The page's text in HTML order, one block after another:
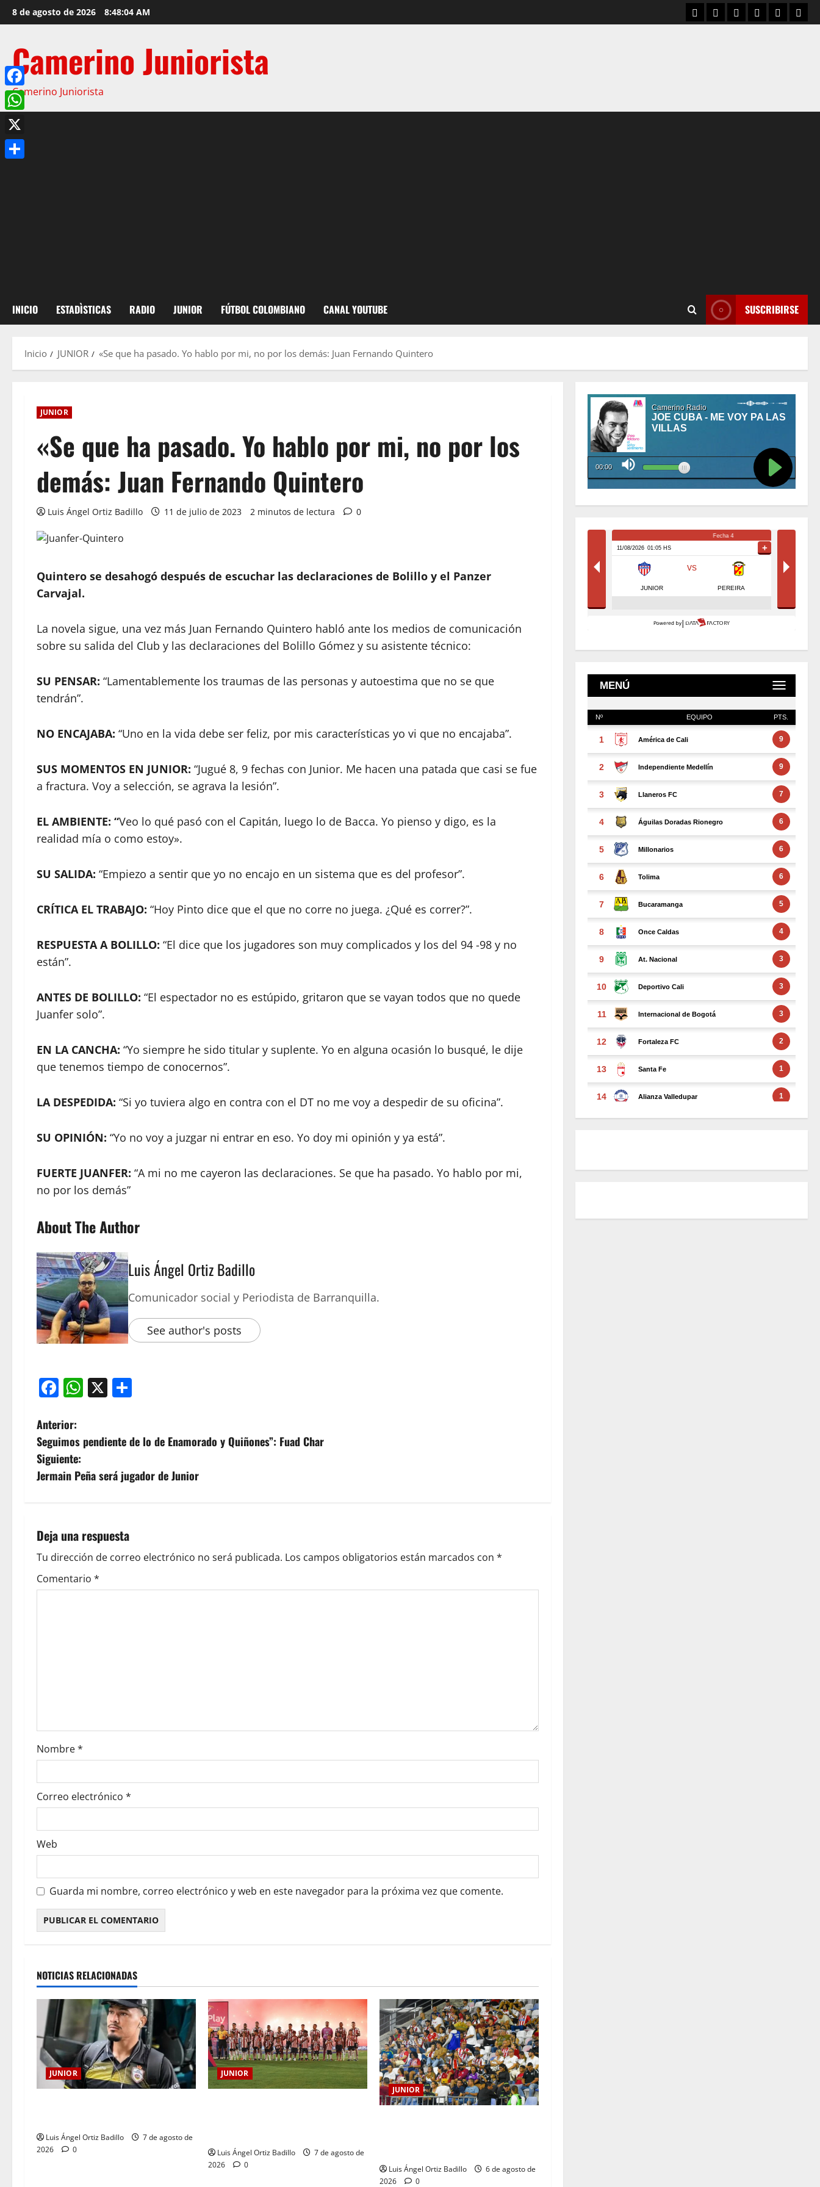
8 de agosto de 2026 8:48:05 AM
Camerino Juniorista
Camerino Juniorista
INICIO ESTADÌSTICAS RADIO JUNIOR FÚTBOL COLOMBIANO CANAL YOUTUBE SUSCRIBIRSE
Inicio JUNIOR «Se que ha pasado. Yo hablo por mi, no por los demás: Juan Fernando Quintero
JUNIOR
«Se que ha pasado. Yo hablo por mi, no por los
demás: Juan Fernando Quintero
Luis Ángel Ortiz Badillo 11 de julio de 2023 2 minutos de lectura 0
Quintero se desahogó después de escuchar las declaraciones de Bolillo y el Panzer
Carvajal.
La novela sigue, una vez más Juan Fernando Quintero habló ante los medios de comunicación
sobre su salida del Club y las declaraciones del Bolillo Gómez y su asistente técnico:
SU PENSAR: “Lamentablemente los traumas de las personas y autoestima que no se que
tendrán”.
NO ENCAJABA: “Uno en la vida debe ser feliz, por mis características yo vi que no encajaba”.
SUS MOMENTOS EN JUNIOR: “Jugué 8, 9 fechas con Junior. Me hacen una patada que casi se fue
a fractura. Voy a selección, se agrava la lesión”.
EL AMBIENTE: “Veo lo qué pasó con el Capitán, luego lo de Bacca. Yo pienso y digo, es la
realidad mía o como estoy».
SU SALIDA: “Empiezo a sentir que yo no encajo en un sistema que es del profesor”.
CRÍTICA EL TRABAJO: “Hoy Pinto dice que el que no corre no juega. ¿Qué es correr?”.
RESPUESTA A BOLILLO: “El dice que los jugadores son muy complicados y los del 94 -98 y no
están”.
ANTES DE BOLILLO: “El espectador no es estúpido, gritaron que se vayan todos que no quede
Juanfer solo”.
EN LA CANCHA: “Yo siempre he sido titular y suplente. Yo en alguna ocasión lo busqué, le dije
que tenemos tiempo de conocernos”.
LA DESPEDIDA: “Si yo tuviera algo en contra con el DT no me voy a despedir de su oficina”.
SU OPINIÓN: “Yo no voy a juzgar ni entrar en eso. Yo doy mi opinión y ya está”.
FUERTE JUANFER: “A mi no me cayeron las declaraciones. Se que ha pasado. Yo hablo por mi,
no por los demás”
About The Author
Luis Ángel Ortiz Badillo
Comunicador social y Periodista de Barranquilla.
See author's posts
Facebook
WhatsApp
X
Anterior:
Seguimos pendiente de lo de Enamorado y Quiñones”: Fuad Char
Siguiente:
Jermain Peña será jugador de Junior
Deja una respuesta
Tu dirección de correo electrónico no será publicada. Los campos obligatorios están marcados con *
Comentario *
Nombre*
Correo electrónico *
Web
Guarda mi nombre, correo electrónico y web en este navegador para la próxima vez que comente.
NOTICIAS RELACIONADAS
JUNIOR
Luis Ángel Ortiz Badillo
7 de agosto de
2026
0
JUNIOR
Luis Ángel Ortiz Badillo
7 de agosto de
2026
0
JUNIOR
Luis Ángel Ortiz Badillo
6 de agosto de
2026
0
Facebook
WhatsApp
X